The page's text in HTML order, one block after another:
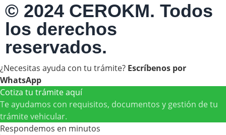
© 2024 CEROKM. Todos
los derechos
reservados.
¿Necesitas ayuda con tu trámite? Escríbenos por
WhatsApp
Cotiza tu trámite aquí
Te ayudamos con requisitos, documentos y gestión de tu
trámite vehicular.
Respondemos en minutos